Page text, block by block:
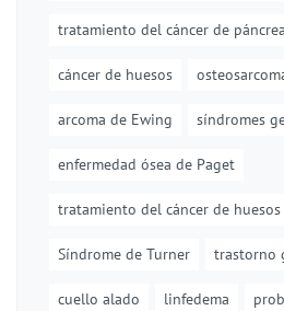
tratamiento del cáncer de
cáncer de huesos
arcoma de Ewing síndromes
enfermedad ósea de Paget
tratamiento del cáncer de huesos
Síndrome de Turner trastorno
cuello alado linfedema